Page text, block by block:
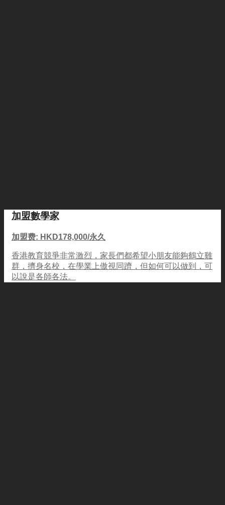
加盟數學家
加盟费: HKD178,000/永久
香港教育競爭非常激烈，家長們都希望小朋友能夠鶴立雞
群，擠身名校，在學業上傲視同躋，但如何可以做到，可
以說是各師各法。